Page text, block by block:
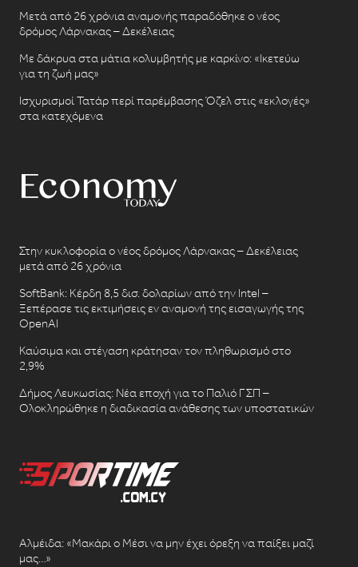
Μετά από 26 χρόνια αναμονής παραδόθηκε ο νέος
δρόμος Λάρνακας – Δεκέλειας
Με δάκρυα στα μάτια κολυμβητής με καρκίνο: «Ικετεύω
για τη ζωή μας»
Ισχυρισμοί Τατάρ περί παρέμβασης Όζελ στις «εκλογές»
στα κατεχόμενα
Στην κυκλοφορία ο νέος δρόμος Λάρνακας – Δεκέλειας
μετά από 26 χρόνια
SoftBank: Κέρδη 8,5 δισ. δολαρίων από την Intel –
Ξεπέρασε τις εκτιμήσεις εν αναμονή της εισαγωγής της
OpenAI
Καύσιμα και στέγαση κράτησαν τον πληθωρισμό στο
2,9%
Δήμος Λευκωσίας: Νέα εποχή για το Παλιό ΓΣΠ –
Ολοκληρώθηκε η διαδικασία ανάθεσης των υποστατικών
Αλμέιδα: «Μακάρι ο Μέσι να μην έχει όρεξη να παίξει μαζί
μας…»